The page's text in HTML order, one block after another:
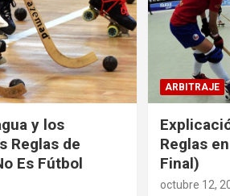
y los
Reglas de
Es Fútbol
ARBITRAJE
Reglas
Final)
octubre 12,